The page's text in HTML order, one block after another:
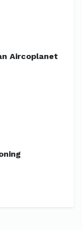
Aircoplanet